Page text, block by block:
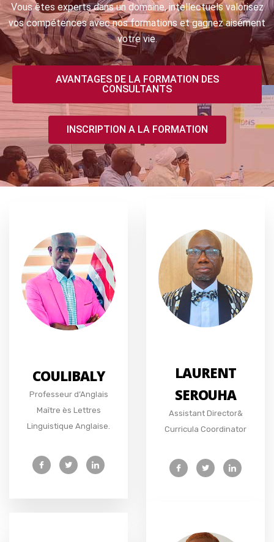
Vous êtes experts dans un domaine, intellectuels valorisez
vos compétences avec nos formations et gagnez aisément
votre vie.
AVANTAGES DE LA FORMATION DES
CONSULTANTS
INSCRIPTION A LA FORMATION
COULIBALY
Professeur d’Anglais
Maître ès Lettres
Linguistique Anglaise.
LAURENT
SEROUHA
Assistant Director&
Curricula Coordinator